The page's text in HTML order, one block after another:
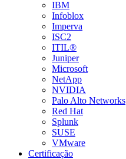
IBM
Infoblox
Imperva
ISC2
ITIL®
Juniper
Microsoft
NetApp
NVIDIA
Palo Alto Networks
Red Hat
Splunk
SUSE
VMware
Certificação